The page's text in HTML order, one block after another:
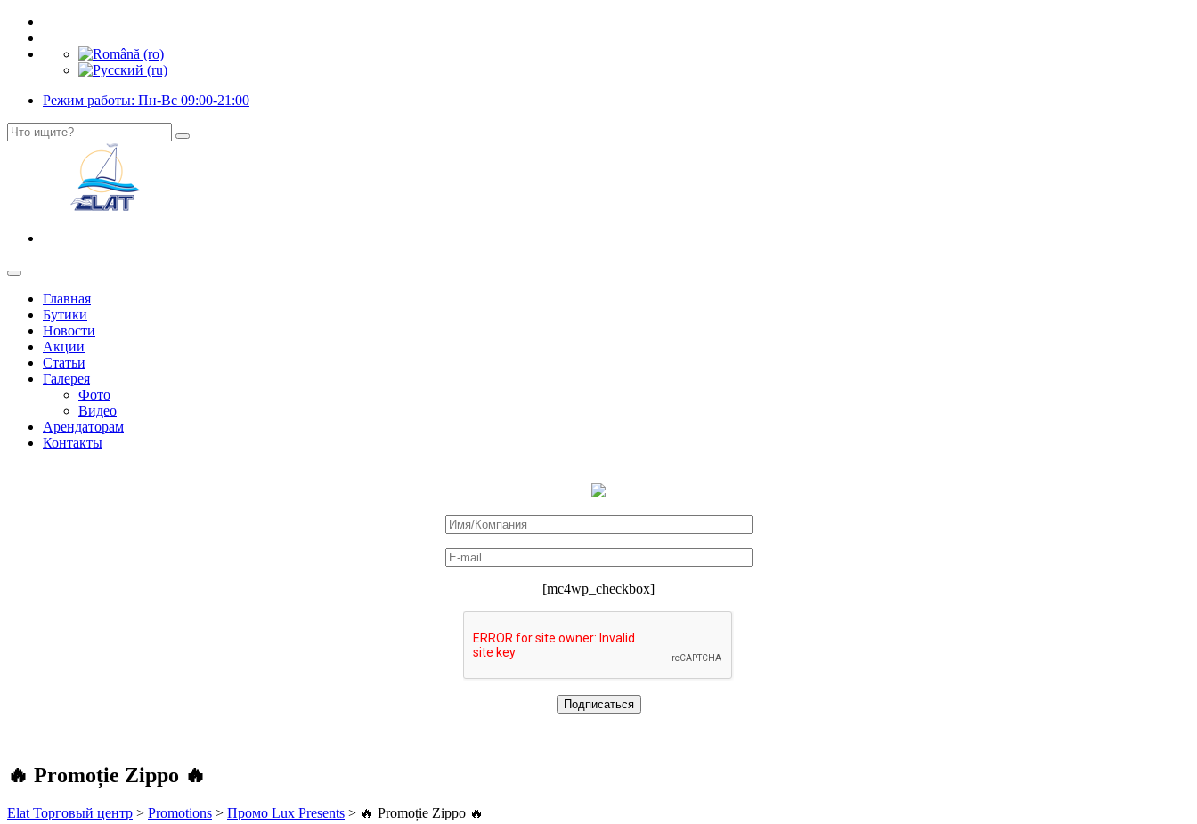
Режим работы: Пн-Вс 09:00-21:00
Главная
Бутики
Новости
Акции
Статьи
Галерея
Фото
Видео
Арендаторам
Контакты
[mc4wp_checkbox]
🔥 Promoție Zippo 🔥
Elat Торговый центр > Promotions > Промо Lux Presents > 🔥 Promoție Zippo 🔥